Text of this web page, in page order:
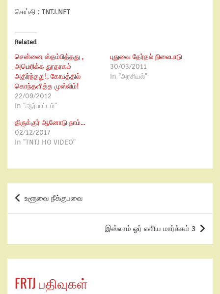
செய்தி : TNTJ.NET
Related
சென்னை ஸ்தம்பித்தது ,
அமெரிக்க தூதரகம்
அதிர்ந்தது!, கோபத்தில்
கொந்தளித்த முஸ்லிம்!
22/09/2012
In "ஆர்பாட்டம்"
புதுவை தேர்தல் நிலைபாடு
30/03/2011
In "அரசியல்"
திருக்குர் ஆனோடு நாம்…
02/12/2017
In "TNTJ HO VIDEO"
உளூவை நீக்குபவை
இஸ்லாம் ஓர் எளிய மார்க்கம் 3
FRTJ பதிவுகள்